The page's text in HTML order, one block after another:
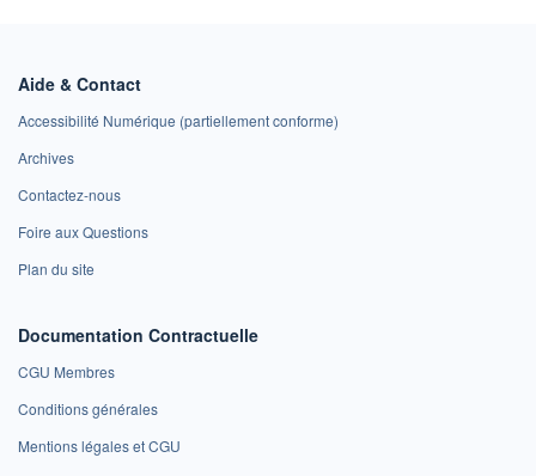
Aide & Contact
Accessibilité Numérique (partiellement conforme)
Archives
Contactez-nous
Foire aux Questions
Plan du site
Documentation Contractuelle
CGU Membres
Conditions générales
Mentions légales et CGU